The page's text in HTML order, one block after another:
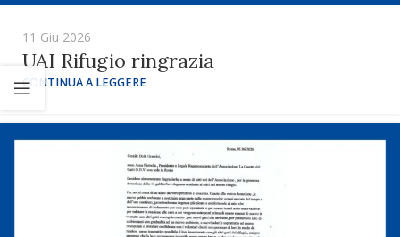
11 Giu 2026
UAI Rifugio ringrazia
CONTINUA A LEGGERE